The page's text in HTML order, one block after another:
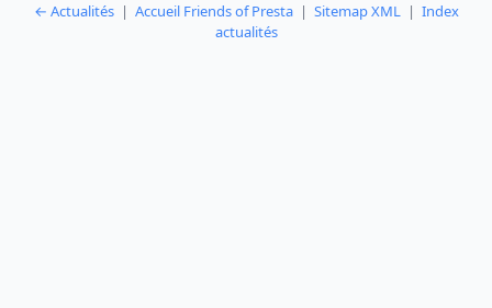
← Actualités| Accueil Friends of Presta| Sitemap XML| Index
actualités